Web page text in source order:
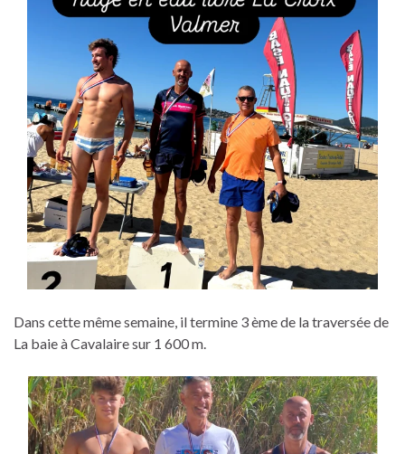
Dans cette même semaine, il termine 3 ème de la traversée de
La baie à Cavalaire sur 1 600 m.